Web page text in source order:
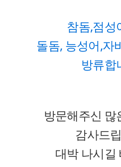
참돔,점성
돌돔, 능성어,자
방류합
방문해주신 많
감사드
대박 나시길